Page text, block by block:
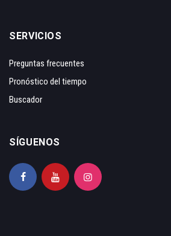
SERVICIOS
Preguntas frecuentes
Pronóstico del tiempo
Buscador
SÍGUENOS